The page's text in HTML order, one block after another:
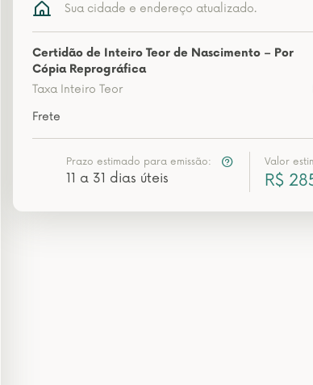
Sua cidade e endereço atualizado.
Certidão de Inteiro Teor de Nascimento – Por
Cópia Reprográfica
Taxa Inteiro Teor
Frete
Prazo estimado para emissão:
11 a 31 dias úteis
Valor
R$